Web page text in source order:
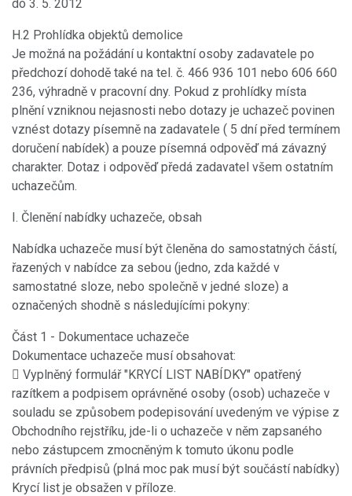
do 3. 5. 2012
H.2 Prohlídka objektů demolice
Je možná na požádání u kontaktní osoby zadavatele po
předchozí dohodě také na tel. č. 466 936 101 nebo 606 660
236, výhradně v pracovní dny. Pokud z prohlídky místa
plnění vzniknou nejasnosti nebo dotazy je uchazeč povinen
vznést dotazy písemně na zadavatele ( 5 dní před termínem
doručení nabídek) a pouze písemná odpověď má závazný
charakter. Dotaz i odpověď předá zadavatel všem ostatním
uchazečům.
I. Členění nabídky uchazeče, obsah
Nabídka uchazeče musí být členěna do samostatných částí,
řazených v nabídce za sebou (jedno, zda každé v
samostatné sloze, nebo společně v jedné sloze) a
označených shodně s následujícími pokyny:
Část 1 - Dokumentace uchazeče
Dokumentace uchazeče musí obsahovat:
 Vyplněný formulář "KRYCÍ LIST NABÍDKY" opatřený
razítkem a podpisem oprávněné osoby (osob) uchazeče v
souladu se způsobem podepisování uvedeným ve výpise z
Obchodního rejstříku, jde-li o uchazeče v něm zapsaného
nebo zástupcem zmocněným k tomuto úkonu podle
právních předpisů (plná moc pak musí být součástí nabídky)
Krycí list je obsažen v příloze.